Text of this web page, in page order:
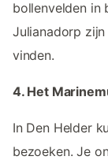
bollenvelden in
Julianadorp
vinden.
4. Het
In Den Helder
bezoeken. Je